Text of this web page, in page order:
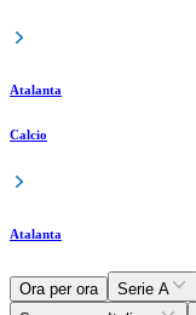
Atalanta
Calcio
Atalanta
Ora per ora Serie A